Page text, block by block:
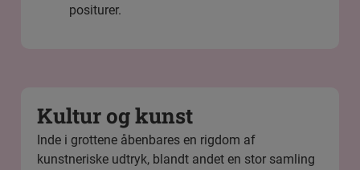
positurer.
Kultur og kunst
Inde i grottene åbenbares en rigdom af
kunstneriske udtryk, blandt andet en stor samling